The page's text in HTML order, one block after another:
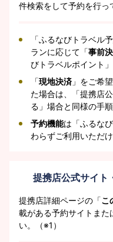
件検索をして予約を行っ
「ふるなびトラベル
ランに応じて「事前
びトラベルポイント
「現地決済 」をご希
た場合は、「提携店
る」場合と同様の手
予約機能は「ふるな
わらずご利用いただけ
提携店公式サイト
提携店詳細ページの「こ
載がある予約サイトまた
い。（※1）